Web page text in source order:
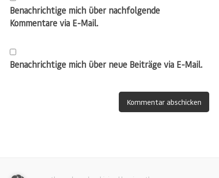
Benachrichtige mich über nachfolgende
Kommentare via E-Mail.
Benachrichtige mich über neue Beiträge via E-Mail.